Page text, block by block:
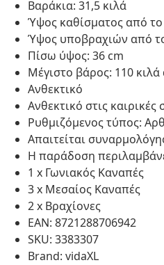
Βαράκια: 31,5 κιλά
Ύψος καθίσματος από
Ύψος υποβραχιών από
Πίσω ύψος: 36 cm
Μέγιστο βάρος: 110
Ανθεκτικό
Ανθεκτικό στις καιρικές
Ρυθμιζόμενος τύπος:
Απαιτείται
Η παράδοση
1 x Γωνιακός Καναπές
3 x Μεσαίος Καναπές
2 x Βραχίονες
EAN: 8721288706942
SKU: 3383307
Brand: vidaXL